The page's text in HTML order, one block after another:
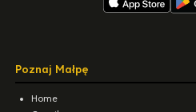
Poznaj Małpę
Home